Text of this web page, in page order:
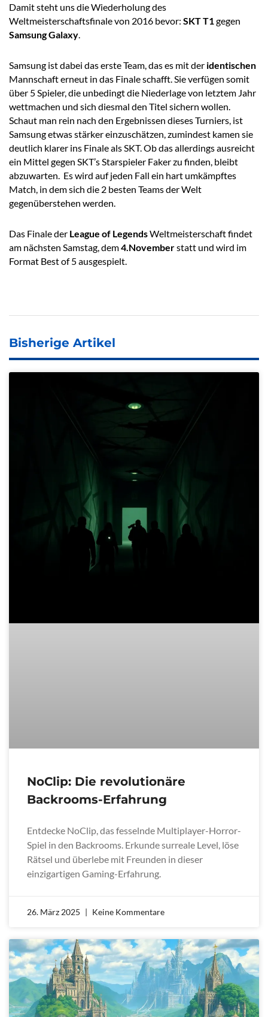
Damit steht uns die Wiederholung des
Weltmeisterschaftsfinale von 2016 bevor: SKT T1 gegen
Samsung Galaxy
Samsung ist dabei das erste Team, das es mit der identischen
Mannschaft erneut in das Finale schafft. Sie verfügen somit
über 5 Spieler, die unbedingt die Niederlage von letztem Jahr
wettmachen und sich diesmal den Titel sichern wollen.
Schaut man rein nach den Ergebnissen dieses Turniers, ist
Samsung etwas stärker einzuschätzen, zumindest kamen sie
deutlich klarer ins Finale als SKT. Ob das allerdings ausreicht
ein Mittel gegen SKT’s Starspieler Faker zu finden, bleibt
abzuwarten. Es wird auf jeden Fall ein hart umkämpftes
Match, in dem sich die 2 besten Teams der Welt
gegenüberstehen werden.
Das Finale der League of LegendsWeltmeisterschaft findet
am nächsten Samstag, dem4.Novemberstatt und wird im
Format Best of 5 ausgespielt.
Bisherige Artikel
NoClip: Die revolutionäre
Backrooms-Erfahrung
Entdecke NoClip, das fesselnde Multiplayer-Horror-
Spiel in den Backrooms. Erkunde surreale Level, löse
Rätsel und überlebe mit Freunden in dieser
einzigartigen Gaming-Erfahrung.
26. März 2025 Keine Kommentare